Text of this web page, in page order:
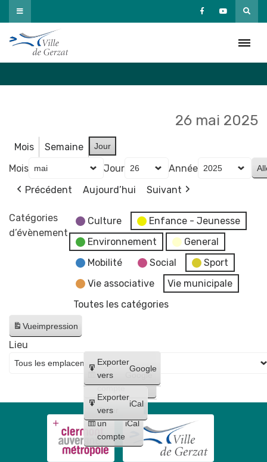
Passer
au
contenu
26 mai 2025
Mois Semaine Jour
Mois Jour
Année
Précédent
Aujourd’hui Suivant
Catégories
d’évènement
Culture
Enfance - Jeunesse
Environnement
General
Mobilité
Social
Sport
Vie associative
Vie municipale
Toutes les catégories
Vueimpression
Créer
un
compte
Google
Créer
un
compte
iCal
Exporter
vers
Google
Exporter
vers
iCal
Lieu